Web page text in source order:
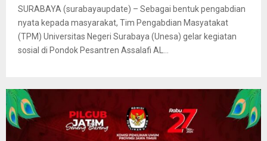
SURABAYA (surabayaupdate) – Sebagai bentuk pengabdian
nyata kepada masyarakat, Tim Pengabdian Masyatakat
(TPM) Universitas Negeri Surabaya (Unesa) gelar kegiatan
sosial di Pondok Pesantren Assalafi AL...